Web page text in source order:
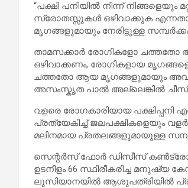
“പക്ഷി പനിയിൽ നിന്ന്
സ്രോതസ്സുകൾ ഒഴിവാക്കുക
മൃഗങ്ങളുമായും നേരിട്ടുള്ള
താമസക്കാർ രോഗികളോ
ഒഴിവാക്കണം, രോഗികളായ
ചത്തതോ ആയ മൃഗങ്ങളുമായും
അസംസ്കൃത പാൽ അല്ലെങ്കിൽ ചീസ്
വളരെ രോഗകാരിയായ പക്ഷിപ്പനി
പ്രത്യേകിച്ച് ജലപക്ഷികളെയും
മലിനമായ പ്രതലങ്ങളുമായുള്ള
സെന്റർസ് ഫോർ ഡിസീസ്
ഉടനീളം 66 സ്ഥിരീകരിച്ച മനുഷ്യ
ലൂസിയാനയിൽ ആശുപത്രിയിൽ